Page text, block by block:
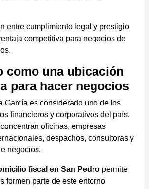
entre cumplimiento legal y prestigio
competitiva para negocios de
como una ubicación
para hacer negocios
García es considerado uno de los
financieros y corporativos del país.
oficinas, empresas
despachos, consultoras y
negocios.
fiscal en San Pedro permite
formen parte de este entorno